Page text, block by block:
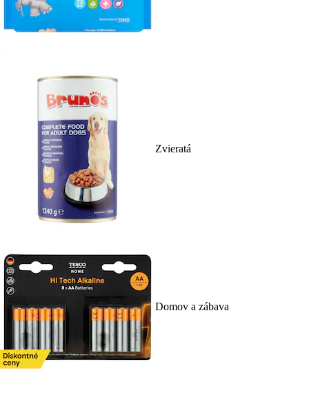
Zvieratá
Domov a zábava